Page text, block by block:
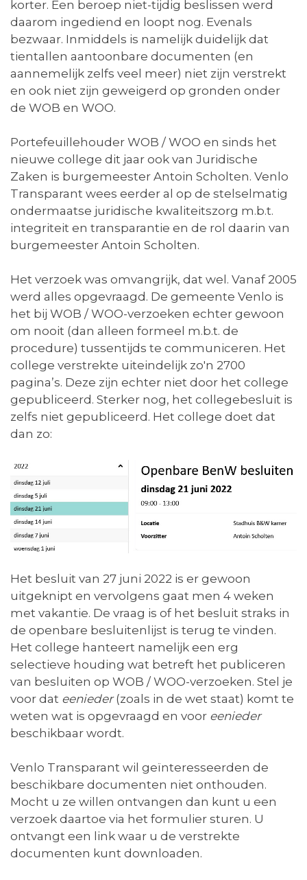
korter. Een beroep niet-tijdig beslissen werd
daarom ingediend en loopt nog. Evenals
bezwaar. Inmiddels is namelijk duidelijk dat
tientallen aantoonbare documenten (en
aannemelijk zelfs veel meer) niet zijn verstrekt
en ook niet zijn geweigerd op gronden onder
de WOB en WOO.
Portefeuillehouder WOB / WOO en sinds het
nieuwe college dit jaar ook van Juridische
Zaken is burgemeester Antoin Scholten. Venlo
Transparant wees eerder al op de stelselmatig
ondermaatse juridische kwaliteitszorg m.b.t.
integriteit en transparantie en de rol daarin van
burgemeester Antoin Scholten.
Het verzoek was omvangrijk, dat wel. Vanaf 2005
werd alles opgevraagd. De gemeente Venlo is
het bij WOB / WOO-verzoeken echter gewoon
om nooit (dan alleen formeel m.b.t. de
procedure) tussentijds te communiceren. Het
college verstrekte uiteindelijk zo'n 2700
pagina’s. Deze zijn echter niet door het college
gepubliceerd. Sterker nog, het collegebesluit is
zelfs niet gepubliceerd. Het college doet dat
dan zo:
Het besluit van 27 juni 2022 is er gewoon
uitgeknipt en vervolgens gaat men 4 weken
met vakantie. De vraag is of het besluit straks in
de openbare besluitenlijst is terug te vinden.
Het college hanteert namelijk een erg
selectieve houding wat betreft het publiceren
van besluiten op WOB / WOO-verzoeken. Stel je
voor dat eenieder(zoals in de wet staat) komt te
weten wat is opgevraagd en voor eenieder
beschikbaar wordt.
Venlo Transparant wil geïnteresseerden de
beschikbare documenten niet onthouden.
Mocht u ze willen ontvangen dan kunt u een
verzoek daartoe via het formulier sturen. U
ontvangt een link waar u de verstrekte
documenten kunt downloaden.